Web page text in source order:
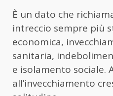
È un dato che
intreccio sempre più
economica,
sanitaria,
e isolamento sociale.
all’invecchiamento